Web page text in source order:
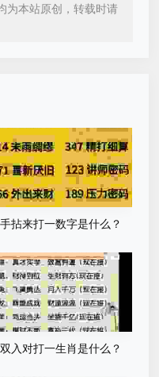
为本站原创，转载时请
拈来打一数字是什么？
入对打一生肖是什么？